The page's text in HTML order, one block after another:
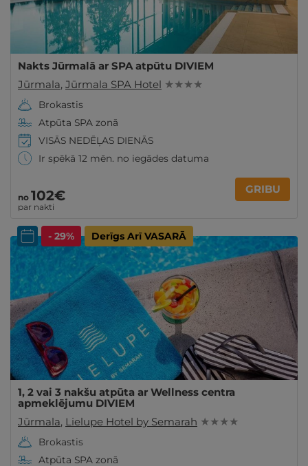
Nakts Jūrmalā ar SPA atpūtu DIVIEM
Jūrmala, Jūrmala SPA Hotel ★ ★ ★ ★
Brokastis
Atpūta SPA zonā
VISĀS NEDĒĻAS DIENĀS
Ir spēkā 12 mēn. no iegādes datuma
no 102€
par nakti
GRIBU
- 29% Derīgs Arī VASARĀ
1, 2 vai 3 nakšu atpūta ar Wellness centra
apmeklējumu DIVIEM
Jūrmala, Lielupe Hotel by Semarah ★ ★ ★ ★
Brokastis
Atpūta SPA zonā